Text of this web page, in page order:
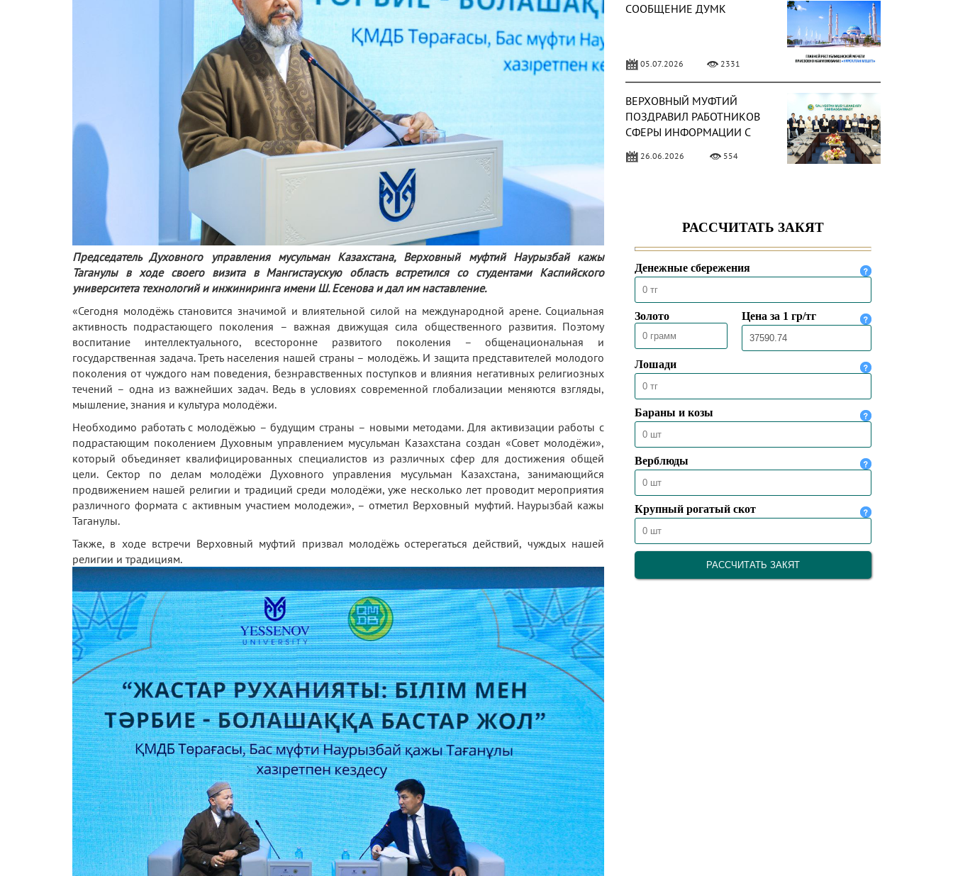
Председатель Духовного управления мусульман Казахстана, Верховный муфтий Наурызбай кажы
Таганулы в ходе своего визита в Мангистаускую область встретился со студентами Каспийского
университета технологий и инжиниринга имени Ш. Есенова и дал им наставление.
«Сегодня молодёжь становится значимой и влиятельной силой на международной арене. Социальная
активность подрастающего поколения – важная движущая сила общественного развития. Поэтому
воспитание интеллектуального, всесторонне развитого поколения – общенациональная и
государственная задача. Треть населения нашей страны – молодёжь. И защита представителей молодого
поколения от чуждого нам поведения, безнравственных поступков и влияния негативных религиозных
течений – одна из важнейших задач. Ведь в условиях современной глобализации меняются взгляды,
мышление, знания и культура молодёжи.
Необходимо работать с молодёжью – будущим страны – новыми методами. Для активизации работы с
подрастающим поколением Духовным управлением мусульман Казахстана создан «Совет молодёжи»,
который объединяет квалифицированных специалистов из различных сфер для достижения общей
цели. Сектор по делам молодёжи Духовного управления мусульман Казахстана, занимающийся
продвижением нашей религии и традиций среди молодёжи, уже несколько лет проводит мероприятия
различного формата с активным участием молодежи», – отметил Верховный муфтий. Наурызбай кажы
Таганулы.
Также, в ходе встречи Верховный муфтий призвал молодёжь остерегаться действий, чуждых нашей
религии и традициям.
СООБЩЕНИЕ ДУМК
05.07.2026 2331
ВЕРХОВНЫЙ МУФТИЙ
ПОЗДРАВИЛ РАБОТНИКОВ
СФЕРЫ ИНФОРМАЦИИ С
ПРАЗДНИКОМ
26.06.2026 554
МОЛИТВУ В МЕЧЕТИ
26.06.2026 571
ВЕРХОВНЫЙ МУФТИЙ
ПРИНЯЛ ГЕРОЯ ТРУДА
КАЗАХСТАНА АБЗАЛА
ЕРАЛИЕВА
24.06.2026